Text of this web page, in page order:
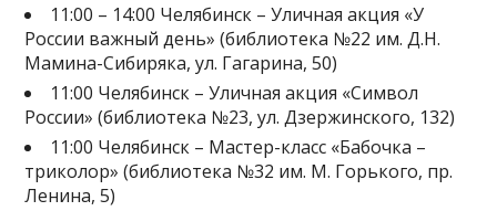
11:00 – 14:00 Челябинск – Уличная акция «У
России важный день» (библиотека №22 им. Д.Н.
Мамина-Сибиряка, ул. Гагарина, 50)
11:00 Челябинск – Уличная акция «Символ
России» (библиотека №23, ул. Дзержинского, 132)
11:00 Челябинск – Мастер-класс «Бабочка –
триколор» (библиотека №32 им. М. Горького, пр.
Ленина, 5)